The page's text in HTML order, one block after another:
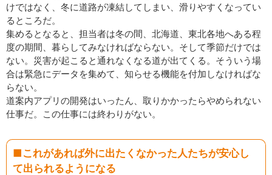
けではなく、冬に道路が凍結してしまい、滑りやすくなってい
るところだ。
集めるとなると、担当者は冬の間、北海道、東北各地へある程
度の期間、暮らしてみなければならない。そして季節だけでは
ない。災害が起こると通れなくなる道が出てくる。そういう場
合は緊急にデータを集めて、知らせる機能を付加しなければな
らない。
道案内アプリの開発はいったん、取りかかったらやめられない
仕事だ。この仕事には終わりがない。
■これがあれば外に出たくなかった人たちが安心し
て出られるようになる